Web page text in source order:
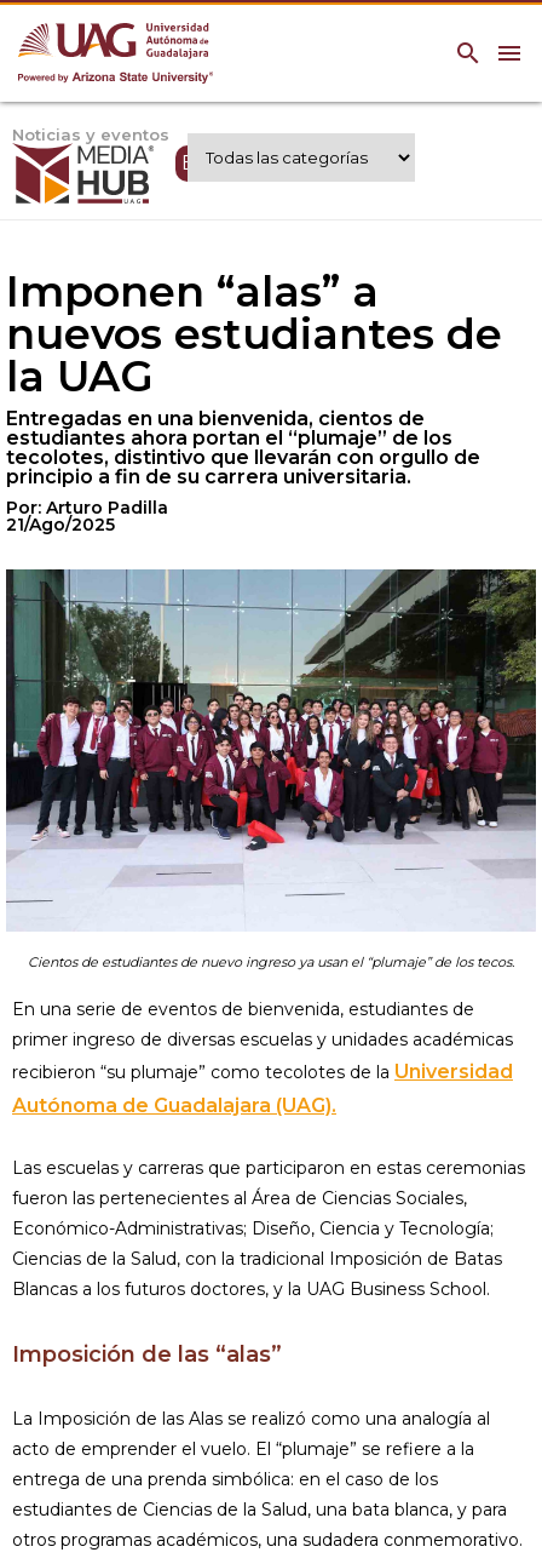
menu
search
Noticias y eventos
Expertos UAG
Imponen “alas” a
nuevos estudiantes de
la UAG
Entregadas en una bienvenida, cientos de
estudiantes ahora portan el “plumaje” de los
tecolotes, distintivo que llevarán con orgullo de
principio a fin de su carrera universitaria.
Por: Arturo Padilla
21/Ago/2025
Cientos de estudiantes de nuevo ingreso ya usan el “plumaje” de los tecos.
En una serie de eventos de bienvenida, estudiantes de
primer ingreso de diversas escuelas y unidades académicas
recibieron “su plumaje” como tecolotes de la Universidad
Autónoma de Guadalajara (UAG).
Las escuelas y carreras que participaron en estas ceremonias
fueron las pertenecientes al Área de Ciencias Sociales,
Económico-Administrativas; Diseño, Ciencia y Tecnología;
Ciencias de la Salud, con la tradicional Imposición de Batas
Blancas a los futuros doctores, y la UAG Business School.
Imposición de las “alas”
La Imposición de las Alas se realizó como una analogía al
acto de emprender el vuelo. El “plumaje” se refiere a la
entrega de una prenda simbólica: en el caso de los
estudiantes de Ciencias de la Salud, una bata blanca, y para
otros programas académicos, una sudadera conmemorativo.